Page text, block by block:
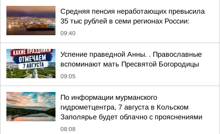
Средняя пенсия неработающих превысила
35 тыс рублей в семи регионах России:
09:40
Успение праведной Анны. . Православные
вспоминают мать Пресвятой Богородицы
09:05
По информации мурманского
гидрометцентра, 7 августа в Кольском
Заполярье будет облачно с прояснениями
08:08